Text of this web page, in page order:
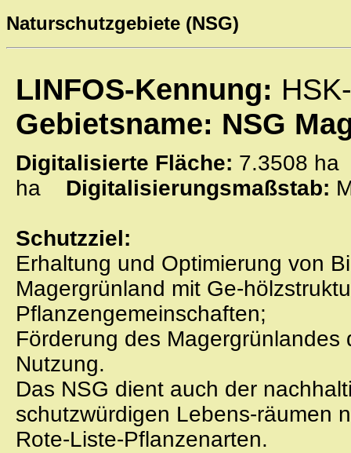
Naturschutzgebiete (NSG)
LINFOS-Kennung:
Gebietsname: NSG
Digitalisierte Fläche: 7.3508
ha Digitalisierungsmaßstab:
Schutzziel:
Erhaltung und Optimierung von
Magergrünland mit Ge-
Pflanzengemeinschaften;
Förderung des
Nutzung.
Das NSG dient auch der
schutzwürdigen Lebens-räumen
Rote-Liste-Pflanzenarten.